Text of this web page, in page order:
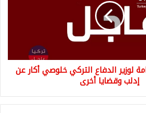
لوزير الدفاع التركي خلوصي أكار عن
إدلب وقضايا أخرى